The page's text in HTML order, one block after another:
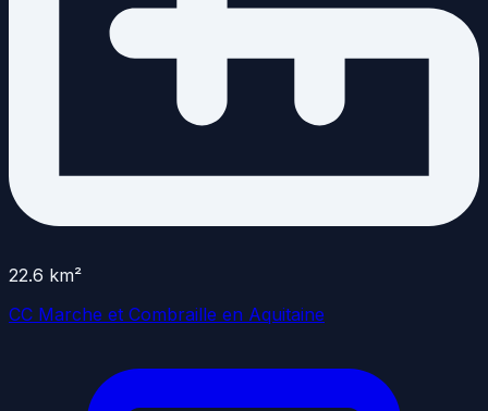
22.6 km²
CC Marche et Combraille en Aquitaine